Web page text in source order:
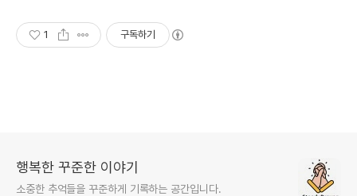
1 구독하기
행복한 꾸준한 이야기
소중한 추억들을 꾸준하게 기록하는 공간입니다.